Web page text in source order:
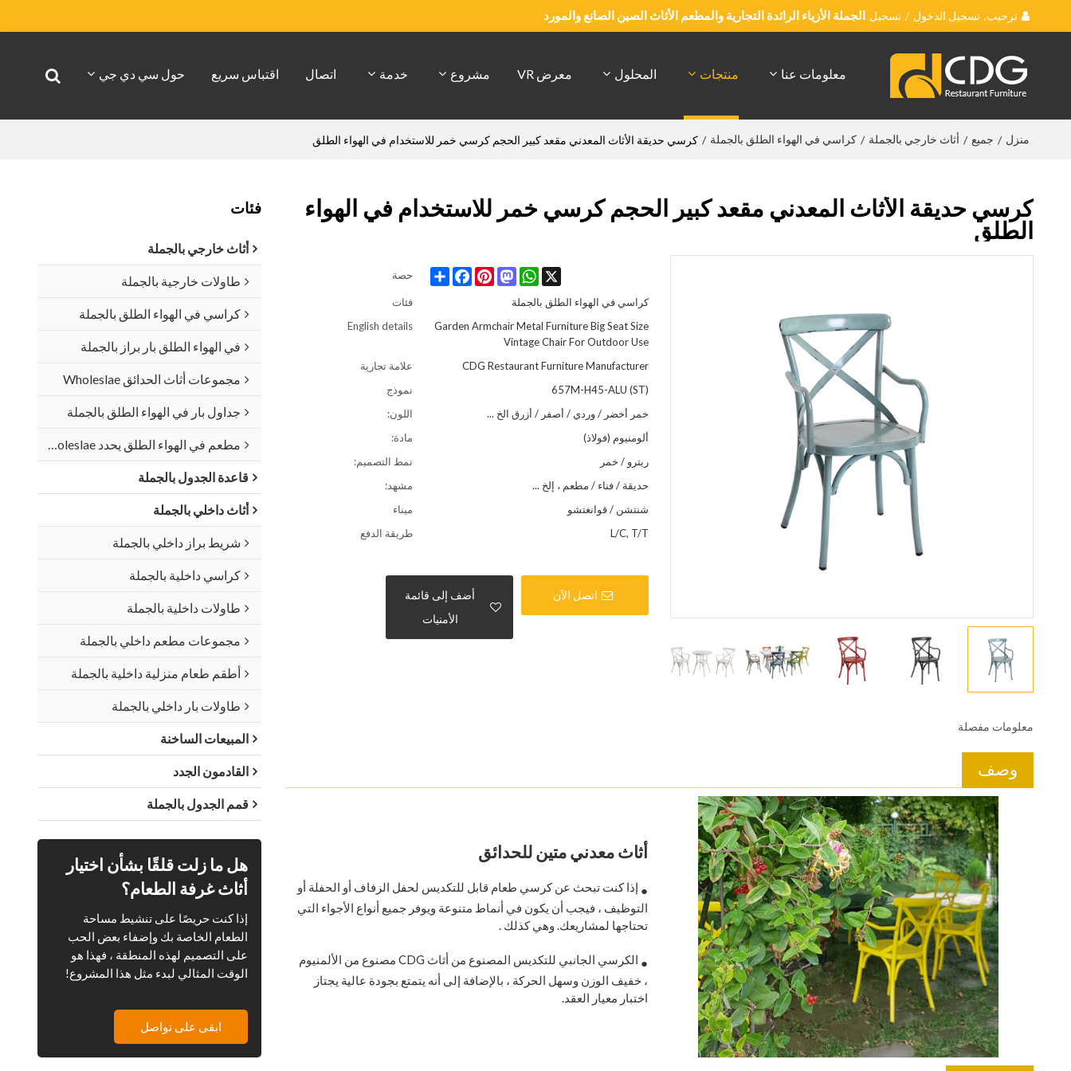
ترحيب, تسجيل الدخول / تسجيل الجملة الأزياء الرائدة التجارية والمطعم الأثاث الصين الصانع والمورد
معلومات عنا منتجات المحلول معرض VR مشروع خدمة اتصال اقتباس سريع حول سي دي جي
منزل / جميع / أثاث خارجي بالجملة / كراسي في الهواء الطلق بالجملة / كرسي حديقة الأثاث المعدني مقعد كبير الحجم كرسي خمر للاستخدام في الهواء الطلق
فئات
أثاث خارجي بالجملة
طاولات خارجية بالجملة
كراسي في الهواء الطلق بالجملة
في الهواء الطلق بار براز بالجملة
مجموعات أثاث الحدائق Wholeslae
جداول بار في الهواء الطلق بالجملة
مطعم في الهواء الطلق يحدد Wholeslae
قاعدة الجدول بالجملة
أثاث داخلي بالجملة
شريط براز داخلي بالجملة
كراسي داخلية بالجملة
طاولات داخلية بالجملة
مجموعات مطعم داخلي بالجملة
أطقم طعام منزلية داخلية بالجملة
طاولات بار داخلي بالجملة
المبيعات الساخنة
القادمون الجدد
قمم الجدول بالجملة
هل ما زلت قلقًا بشأن اختيار
أثاث غرفة الطعام؟
إذا كنت حريصًا على تنشيط مساحة
الطعام الخاصة بك وإضفاء بعض الحب
على التصميم لهذه المنطقة ، فهذا هو
الوقت المثالي لبدء مثل هذا المشروع!
ابقى على تواصل
كرسي حديقة الأثاث المعدني مقعد كبير الحجم كرسي خمر للاستخدام في الهواء
الطلق
حصة Share
FacebookPinterest
Mastodon
WhatsApp X
فئات
كراسي في الهواء الطلق بالجملة
English details
Garden Armchair Metal Furniture Big Seat Size
Vintage Chair For Outdoor Use
علامة تجارية
CDG Restaurant Furniture Manufacturer
نموذج
657M-H45-ALU (ST)
اللون:
خمر أخضر / وردي / أصفر / أزرق الخ ...
مادة:
ألومنيوم (فولاذ)
نمط التصميم:
ريترو / خمر
مشهد:
حديقة / فناء / مطعم ، إلخ ...
ميناء
شنتشن / قوانغتشو
طريقة الدفع
L/C, T/T
اتصل الآن
أضف إلى قائمة
الأمنيات
معلومات مفصلة
وصف
أثاث معدني متين للحدائق
● إذا كنت تبحث عن كرسي طعام قابل للتكديس لحفل الزفاف أو الحفلة أو
التوظيف ، فيجب أن يكون في أنماط متنوعة ويوفر جميع أنواع الأجواء التي
تحتاجها لمشاريعك. وهي كذلك .
●
الكرسي الجانبي للتكديس المصنوع من أثاث CDG مصنوع من الألمنيوم
، خفيف الوزن وسهل الحركة ، بالإضافة إلى أنه يتمتع بجودة عالية يجتاز
اختبار معيار العقد.